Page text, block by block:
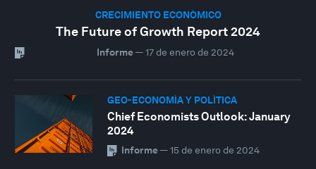
CRECIMIENTO ECONÓMICO
The Future of Growth Report 2024
Informe— 17 de enero de 2024
GEO-ECONOMÍA Y POLÍTICA
Chief Economists Outlook: January
2024
Informe— 15 de enero de 2024